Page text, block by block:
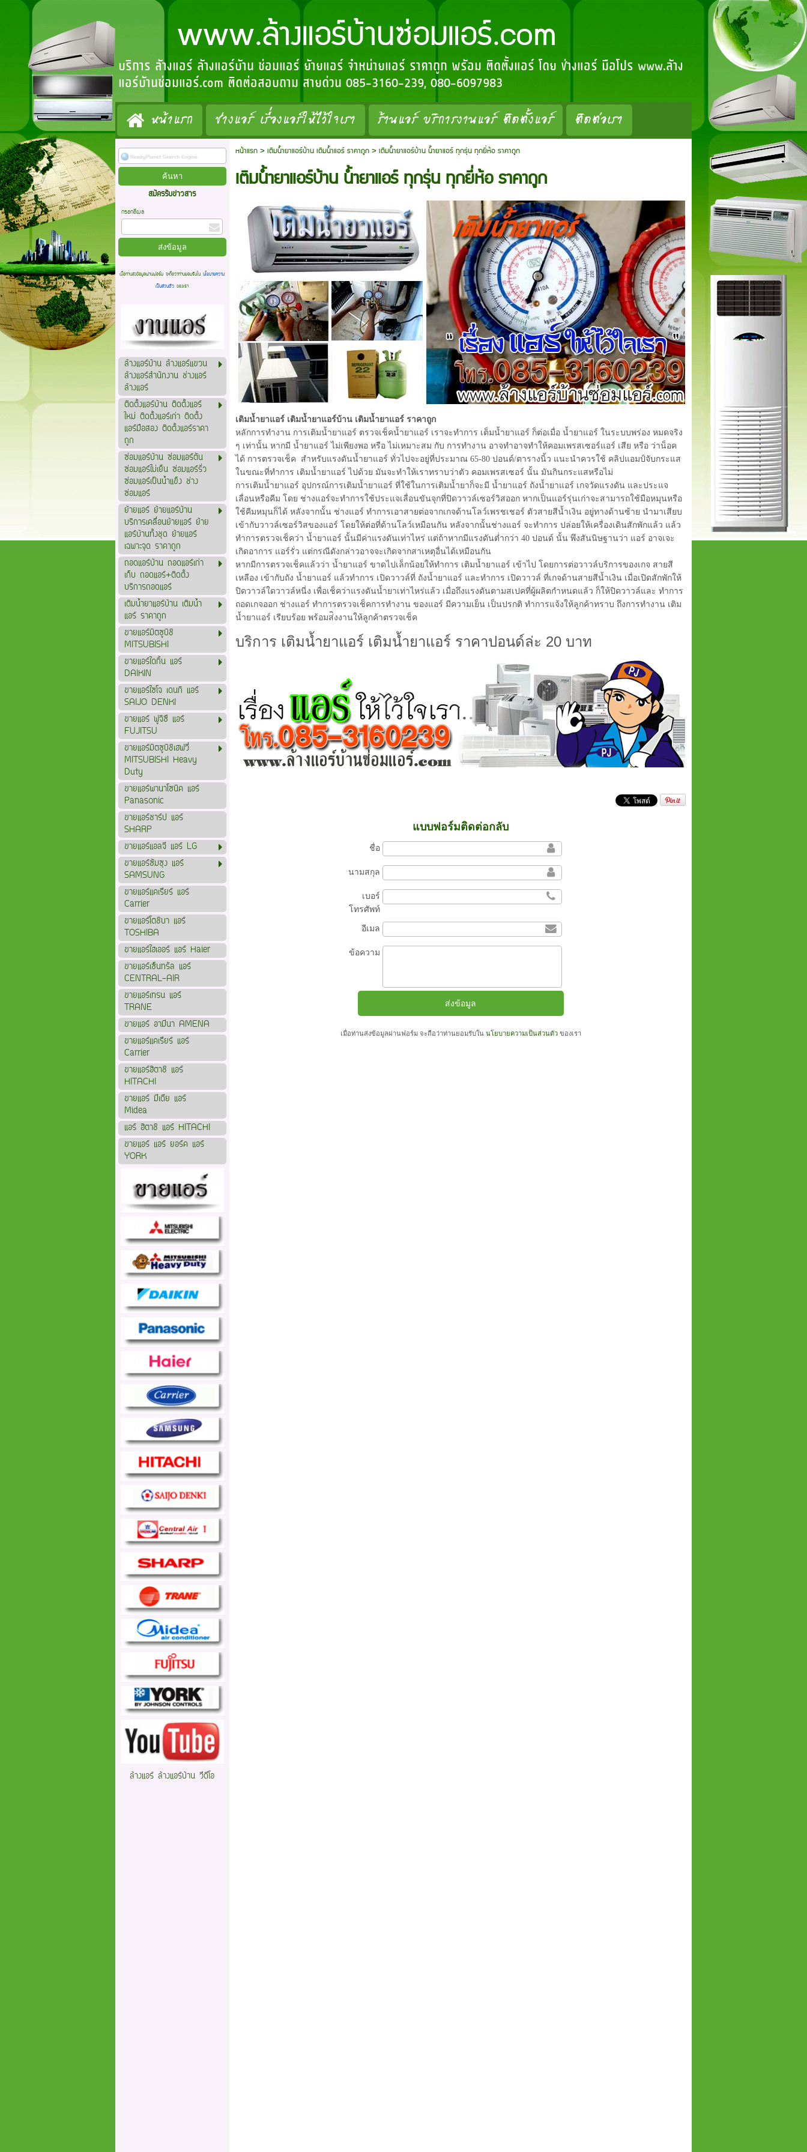
www.ล้างแอร์บ้านซ่อมแอร์.com
บริการ ล้างแอร์ ล้างแอร์บ้าน ซ่อมแอร์ ย้ายแอร์ จำหน่ายแอร์ ราคาถูก พร้อม ติดตั้งแอร์ โดย ช่างแอร์ มือโปร www.ล้าง
แอร์บ้านซ่อมแอร์.com ติดต่อสอบถาม สายด่วน 085-3160-239, 080-6097983
หน้าแรก ช่างแอร์ เรื่องแอร์ให้ไว้ใจเรา ร้านแอร์ บริการงานแอร์ ติดตั้งแอร์ ติดต่อเรา
สมัครรับข่าวสาร
กรอกอีเมล
เมื่อท่านส่งข้อมูลผ่านฟอร์ม จะถือว่าท่านยอมรับในนโยบายความ
เป็นส่วนตัวของเรา
ล้างแอร์บ้าน ล้างแอร์แขวน
ล้างแอร์สำนักงาน ช่างแอร์
ล้างแอร์
ติดตั้งแอร์บ้าน ติดตั้งแอร์
ใหม่ ติดตั้งแอร์เก่า ติดตั้ง
แอร์มือสอง ติดตั้งแอร์ราคา
ถูก
ซ่อมแอร์บ้าน ซ่อมแอร์ตัน
ซ่อมแอร์ไม่เย็น ซ่อมแอร์รั่ว
ซ่อมแอร์เป็นน้ำแข็ง ช่าง
ซ่อมแอร์
ย้ายแอร์ ย้ายแอร์บ้าน
บริการเคลื่อนย้ายแอร์ ย้าย
แอร์บ้านทั้งชุด ย้ายแอร์
เฉพาะจุด ราคาถูก
ถอดแอร์บ้าน ถอดแอร์เก่า
เก็บ ถอดแอร์+ติดตั้ง
บริการถอดแอร์
เติมน้ำยาแอร์บ้าน เติมน้ำ
แอร์ ราคาถูก
ขายแอร์มิตซูบิชิ
MITSUBISHI
ขายแอร์ไดกิ้น แอร์
DAIKIN
ขายแอร์ไซโจ เดนกิ แอร์
SAIJO DENKI
ขายแอร์ ฟูจิซึ แอร์
FUJITSU
ขายแอร์มิตซูบิชิเฮฟวี่
MITSUBISHI Heavy
Duty
ขายแอร์พานาโซนิค แอร์
Panasonic
ขายแอร์ชาร์ป แอร์
SHARP
ขายแอร์แอลจี แอร์ LG
ขายแอร์ซัมซุง แอร์
SAMSUNG
ขายแอร์แคเรียร์ แอร์
Carrier
ขายแอร์โตชิบา แอร์
TOSHIBA
ขายแอร์ไฮเออร์ แอร์ Haier
ขายแอร์เซ็นทรัล แอร์
CENTRAL-AIR
ขายแอร์เทรน แอร์
TRANE
ขายแอร์ อามีนา AMENA
ขายแอร์แคเรียร์ แอร์
Carrier
ขายแอร์ฮิตาชิ แอร์
HITACHI
ขายแอร์ มีเดีย แอร์
Midea
แอร์ ฮิตาชิ แอร์ HITACHI
ขายแอร์ แอร์ ยอร์ค แอร์
YORK
ล้างแอร์ ล้างแอร์บ้าน วีดีโอ
หน้าแรก>เติมน้ำยาแอร์บ้าน เติมน้ำแอร์ ราคาถูก>เติมน้ำยาแอร์บ้าน น้ำยาแอร์ ทุกรุ่น ทุกยี่ห้อ ราคาถูก
เติมน้ำยาแอร์บ้าน น้ำยาแอร์ ทุกรุ่น ทุกยี่ห้อ ราคาถูก
เติมน้ำยาแอร์ เติมน้ำยาแอร์บ้าน เติมน้ำยาแอร์ ราคาถูก
หลักการทำงาน การเติมน้ำยาแอร์ ตรวจเช็คน้ำยาแอร์ เราจะทำการ เต็มน้ำยาแอร์ ก็ต่อเมื่อ น้ำยาแอร์ ในระบบพร่อง หมดจริง
ๆ เท่านั้น หากมี น้ำยาแอร์ ไม่เพียงพอ หรือ ไม่เหมาะสม กับ การทำงาน อาจทำอาจทำให้คอมเพรสเซอร์แอร์ เสีย หรือ ว่าน็อค
ได้ การตรวจเช็ค สำหรับแรงดันน้ำยาแอร์ ทั่วไปจะอยู่ที่ประมาณ 65-80 ปอนด์/ตารางนิ้ว แนะนำควรใช้ คลิปแอมป์จับกระแส
ในขณะที่ทำการ เติมน้ำยาแอร์ ไปด้วย มันจะทำให้เราทราบว่าตัว คอมเพรสเซอร์ นั้น มันกินกระแสหรือไม่
การเติมน้ำยาแอร์ อุปกรณ์การเติมน้ำยาแอร์ ที่ใช้ในการเติมน้ำยาก็จะมี น้ำยาแอร์ ถังน้ำยาแอร์ เกจวัดแรงดัน และประแจ
เลื่อนหรือคีม โดย ช่างแอร์จะทำการใช้ประแจเลื่อนขันจุกที่ปิดวาวล์เซอร์วิสออก หากเป็นแอร์รุ่นเก่าจะสามารถใช้มือหมุนหรือ
ใช้คีมหมุนก็ได้ หลังจากนั้น ช่างแอร์ ทำการเอาสายต่อจากเกจด้านโลว์เพรชเชอร์ ตัวสายสีน้ำเงิน อยู่ทางด้านซ้าย นำมาเสียบ
เข้ากับวาวล์เซอร์วิสของแอร์ โดยให้ต่อที่ด้านโลว์เหมือนกัน หลังจากนั้นช่างแอร์ จะทำการ ปล่อยให้เครื่องเดินสักพักแล้ว แล้ว
ทำการตรวจเช็คว่า น้ำยาแอร์ นั้นมีค่าแรงดันเท่าไหร่ แต่ถ้าหากมีแรงดันต่ำกว่า 40 ปอนด์ นั้น พึงสันนิษฐานว่า แอร์ อาจเจะ
เกิดอาการ แอร์รั่ว แต่กรณีดังกล่าวอาจจะเกิดจากสาเหตุอื่นได้เหมือนกัน
หากมีการตรวจเช็คแล้วว่า น้ำยาแอร์ ขาดไปเล็กน้อยให้ทำการ เติมน้ำยาแอร์ เข้าไป โดยการต่อวาวล์บริการของเกจ สายสี
เหลือง เข้ากับถัง น้ำยาแอร์ แล้วทำการ เปิดวาวล์ที่ ถังน้ำยาแอร์ และทำการ เปิดวาวล์ ที่เกจด้านสายสีน้ำเงิน เมื่อเปิดสักพักให้
ปิดวาวล์ใดวาวล์หนี่ง เพื่อเช็คว่าแรงดันน้ำยาเท่าไหร่แล้ว เมื่อถึงแรงดันตามสเปคที่ผู้ผลิตกำหนดแล้ว ก็ให้ปิดวาวล์และ ทำการ
ถอดเกจออก ช่างแอร์ ทำการตรวจเช็คการทำงาน ของแอร์ มีความเย็น เป็นปรกติ ทำการแจ้งให้ลูกค้าทราบ ถึงการทำงาน เติม
น้ำยาแอร์ เรียบร้อย พร้อมส่ิงงานให้ลูกค้าตรวจเช็ค
บริการ เติมน้ำยาแอร์ เติมน้ำยาแอร์ ราคาปอนด์ล่ะ 20 บาท
แบบฟอร์มติดต่อกลับ
ชื่อ
นามสกุล
เบอร์
โทรศัพท์
อีเมล
ข้อความ
เมื่อท่านส่งข้อมูลผ่านฟอร์ม จะถือว่าท่านยอมรับในนโยบายความเป็นส่วนตัว ของเรา